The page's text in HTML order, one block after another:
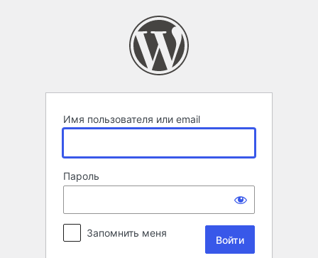
Имя пользователя или email
Пароль
Запомнить меня